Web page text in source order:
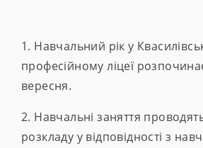
1. Навчальний рік у
професійному ліцеї
вересня.
2. Навчальні заняття
розкладу у відповідності з